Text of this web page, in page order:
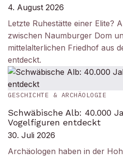
4. August 2026
Letzte Ruhestätte einer Elite?
zwischen Naumburger Dom
mittelalterlichen Friedhof aus
entdeckt.
GESCHICHTE & ARCHÄOLOGIE
Schwäbische Alb: 40.000
Vogelfiguren entdeckt
30. Juli 2026
Archäologen haben in der